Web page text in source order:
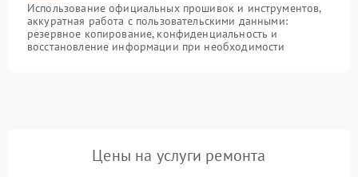
Использование официальных прошивок и инструментов,
аккуратная работа с пользовательскими данными:
резервное копирование, конфиденциальность и
восстановление информации при необходимости
Цены на услуги ремонта